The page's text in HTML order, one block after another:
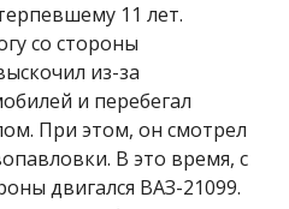
11 лет.
со стороны
из-за
и перебегал
При этом, он смотрел
В это время, с
двигался ВАЗ-21099.